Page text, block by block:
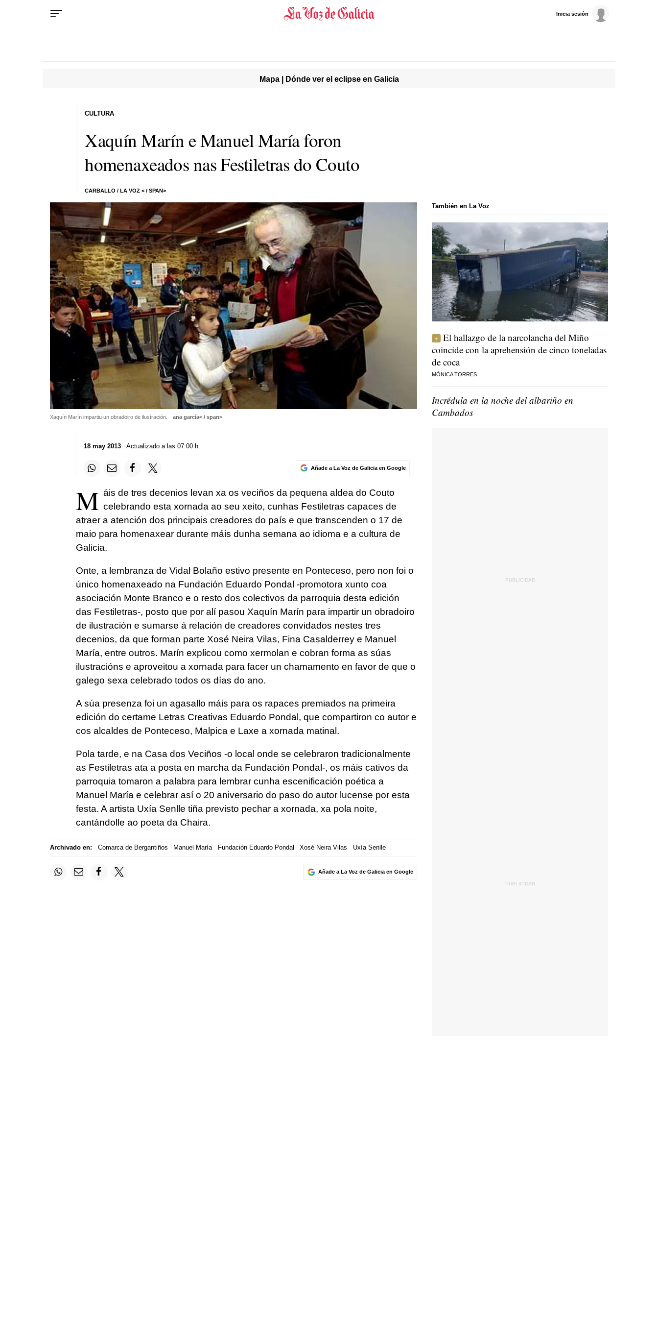
Inicia sesión
Mapa | Dónde ver el eclipse en Galicia
Xaquín Marín e Manuel María foron
homenaxeados nas Festiletras do Couto
CARBALLO / LA VOZ < / SPAN>
CULTURA
Xaquín Marín impartiu un obradoiro de ilustración. ana garcía< / span>
18 may 2013. Actualizado a las 07:00 h.
Añade a La Voz de Galicia en Google
M áis de tres decenios levan xa os veciños da pequena aldea do Couto
celebrando esta xornada ao seu xeito, cunhas Festiletras capaces de
atraer a atención dos principais creadores do país e que transcenden o 17 de
maio para homenaxear durante máis dunha semana ao idioma e a cultura de
Galicia.
Onte, a lembranza de Vidal Bolaño estivo presente en Ponteceso, pero non foi o
único homenaxeado na Fundación Eduardo Pondal -promotora xunto coa
asociación Monte Branco e o resto dos colectivos da parroquia desta edición
das Festiletras-, posto que por alí pasou Xaquín Marín para impartir un obradoiro
de ilustración e sumarse á relación de creadores convidados nestes tres
decenios, da que forman parte Xosé Neira Vilas, Fina Casalderrey e Manuel
María, entre outros. Marín explicou como xermolan e cobran forma as súas
ilustracións e aproveitou a xornada para facer un chamamento en favor de que o
galego sexa celebrado todos os días do ano.
A súa presenza foi un agasallo máis para os rapaces premiados na primeira
edición do certame Letras Creativas Eduardo Pondal, que compartiron co autor e
cos alcaldes de Ponteceso, Malpica e Laxe a xornada matinal.
Pola tarde, e na Casa dos Veciños -o local onde se celebraron tradicionalmente
as Festiletras ata a posta en marcha da Fundación Pondal-, os máis cativos da
parroquia tomaron a palabra para lembrar cunha escenificación poética a
Manuel María e celebrar así o 20 aniversario do paso do autor lucense por esta
festa. A artista Uxía Senlle tiña previsto pechar a xornada, xa pola noite,
cantándolle ao poeta da Chaira.
Archivado en: Comarca de Bergantiños Manuel María Fundación Eduardo Pondal Xosé Neira Vilas Uxía Senlle
Añade a La Voz de Galicia en Google
También en La Voz
El hallazgo de la narcolancha del Miño
coincide con la aprehensión de cinco toneladas
de coca
MÓNICA TORRES
Incrédula en la noche del albariño en
Cambados